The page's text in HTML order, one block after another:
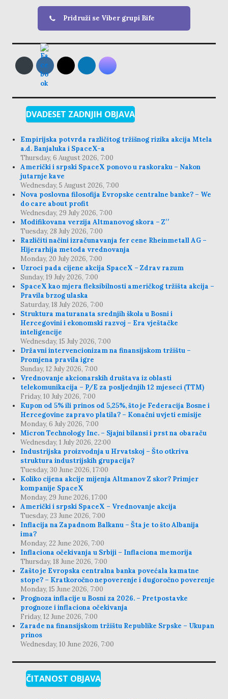
Pridruži se Viber grupi Bife
DVADESET ZADNJIH OBJAVA
Empirijska potvrda različitog tržišnog rizika akcija Mtela
a.d. Banjaluka i SpaceX-a
Thursday, 6 August 2026, 7:00
Američki i srpski SpaceX ponovo u raskoraku – Nakon
jutarnje kave
Wednesday, 5 August 2026, 7:00
Nova poslovna filosofija Evropske centralne banke? – We
do care about profit
Wednesday, 29 July 2026, 7:00
Modifikovana verzija Altmanovog skora – Z′′
Tuesday, 28 July 2026, 7:00
Različiti načini izračunavanja fer cene Rheinmetall AG –
Hijerarhija metoda vrednovanja
Monday, 20 July 2026, 7:00
Uzroci pada cijene akcija SpaceX – Zdrav razum
Sunday, 19 July 2026, 7:00
SpaceX kao mjera fleksibilnosti američkog tržišta akcija –
Pravila brzog ulaska
Saturday, 18 July 2026, 7:00
Struktura maturanata srednjih škola u Bosni i
Hercegovini i ekonomski razvoj – Era vještačke
inteligencije
Wednesday, 15 July 2026, 7:00
Državni intervencionizam na finansijskom tržištu –
Promjena pravila igre
Sunday, 12 July 2026, 7:00
Vrednovanje akcionarskih društava iz oblasti
telekomunikacija – P/E za posljednjih 12 mjeseci (TTM)
Friday, 10 July 2026, 7:00
Kupon od 5% ili prinos od 5,25%, što je Federacija Bosne i
Hercegovine zapravo platila? – Konačni uvjeti emisije
Monday, 6 July 2026, 7:00
Micron Technology Inc. – Sjajni bilansi i prst na obaraču
Wednesday, 1 July 2026, 22:00
Industrijska proizvodnja u Hrvatskoj – Što otkriva
struktura industrijskih grupacija?
Tuesday, 30 June 2026, 17:00
Koliko cijena akcije mijenja Altmanov Z skor? Primjer
kompanije SpaceX
Monday, 29 June 2026, 17:00
Američki i srpski SpaceX – Vrednovanje akcija
Tuesday, 23 June 2026, 7:00
Inflacija na Zapadnom Balkanu – Šta je to što Albanija
ima?
Monday, 22 June 2026, 7:00
Inflaciona očekivanja u Srbiji – Inflaciona memorija
Thursday, 18 June 2026, 7:00
Zašto je Evropska centralna banka povećala kamatne
stope? – Kratkoročno nepoverenje i dugoročno poverenje
Monday, 15 June 2026, 7:00
Prognoza inflacije u Bosni za 2026. – Pretpostavke
prognoze i inflaciona očekivanja
Friday, 12 June 2026, 7:00
Zarade na finansijskom tržištu Republike Srpske – Ukupan
prinos
Wednesday, 10 June 2026, 7:00
ČITANOST OBJAVA